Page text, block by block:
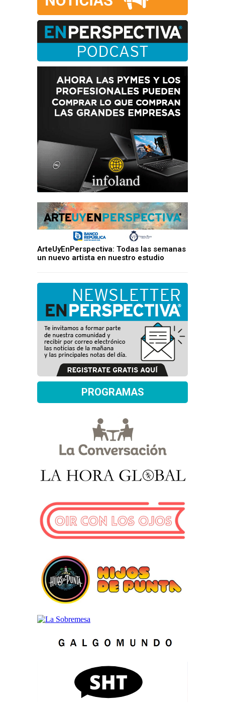
ArteUyEnPerspectiva: Todas las semanas
un nuevo artista en nuestro estudio
PROGRAMAS